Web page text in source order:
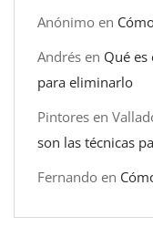
Anónimo en
Andrés en Qué es
para eliminarlo
Pintores en
son las técnicas
Fernando en